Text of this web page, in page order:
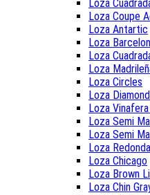
Loza
Loza Coupe
Loza Antartic
Loza
Loza
Loza
Loza Circles
Loza
Loza
Loza Semi
Loza Semi
Loza
Loza Chicago
Loza Brown
Loza Chin